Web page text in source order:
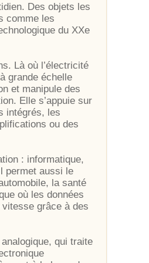
Des objets les
comme les
du XXe
Là où l’électricité
grande échelle
et manipule des
Elle s’appuie sur
intégrés, les
ou des
: informatique,
permet aussi le
la santé
où les données
grâce à des
qui traite